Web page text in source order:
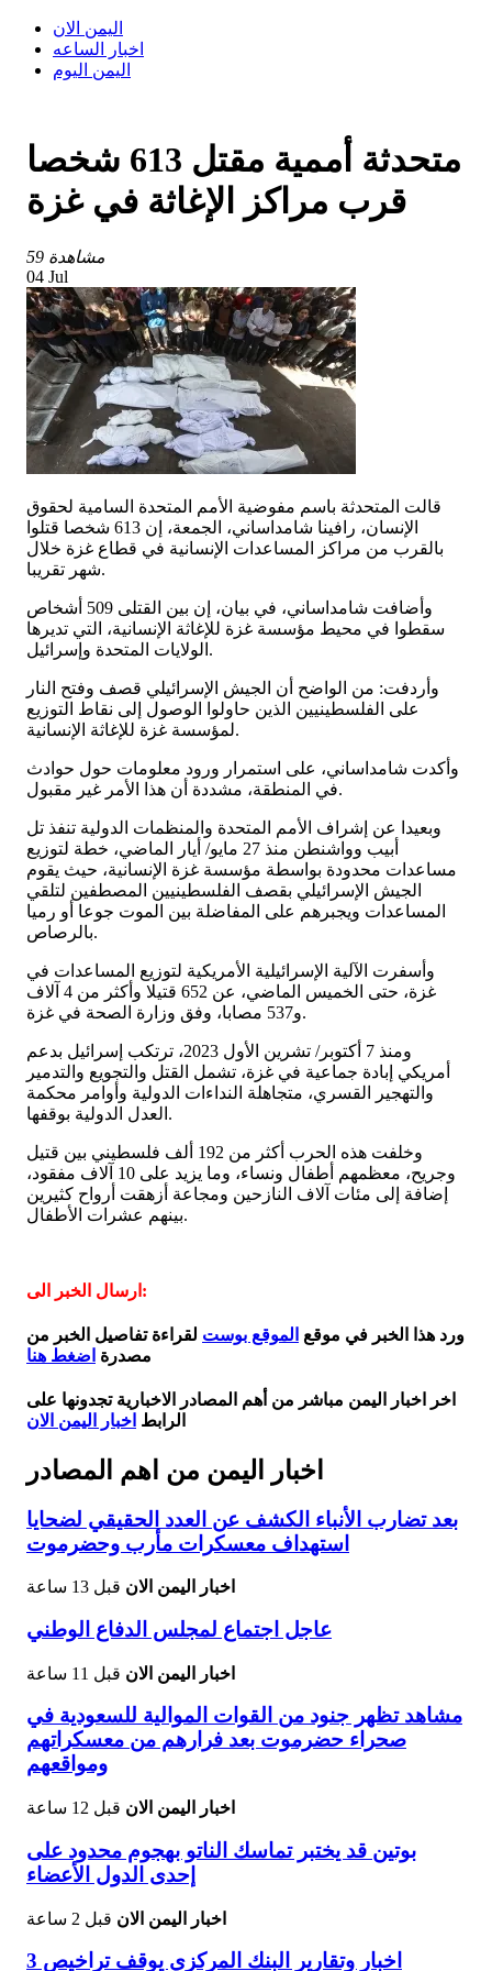
اليمن الان
اخبار الساعه
اليمن اليوم
متحدثة أممية مقتل 613 شخصا
قرب مراكز الإغاثة في غزة
59 مشاهدة
04 Jul
قالت المتحدثة باسم مفوضية الأمم المتحدة السامية لحقوق
الإنسان، رافينا شامداساني، الجمعة، إن 613 شخصا قتلوا
بالقرب من مراكز المساعدات الإنسانية في قطاع غزة خلال
شهر تقريبا.
وأضافت شامداساني، في بيان، إن بين القتلى 509 أشخاص
سقطوا في محيط مؤسسة غزة للإغاثة الإنسانية، التي تديرها
الولايات المتحدة وإسرائيل.
وأردفت: من الواضح أن الجيش الإسرائيلي قصف وفتح النار
على الفلسطينيين الذين حاولوا الوصول إلى نقاط التوزيع
لمؤسسة غزة للإغاثة الإنسانية.
وأكدت شامداساني، على استمرار ورود معلومات حول حوادث
في المنطقة، مشددة أن هذا الأمر غير مقبول.
وبعيدا عن إشراف الأمم المتحدة والمنظمات الدولية تنفذ تل
أبيب وواشنطن منذ 27 مايو/ أيار الماضي، خطة لتوزيع
مساعدات محدودة بواسطة مؤسسة غزة الإنسانية، حيث يقوم
الجيش الإسرائيلي بقصف الفلسطينيين المصطفين لتلقي
المساعدات ويجبرهم على المفاضلة بين الموت جوعا أو رميا
بالرصاص.
وأسفرت الآلية الإسرائيلية الأمريكية لتوزيع المساعدات في
غزة، حتى الخميس الماضي، عن 652 قتيلا وأكثر من 4 آلاف
و537 مصابا، وفق وزارة الصحة في غزة.
ومنذ 7 أكتوبر/ تشرين الأول 2023، ترتكب إسرائيل بدعم
أمريكي إبادة جماعية في غزة، تشمل القتل والتجويع والتدمير
والتهجير القسري، متجاهلة النداءات الدولية وأوامر محكمة
العدل الدولية بوقفها.
وخلفت هذه الحرب أكثر من 192 ألف فلسطيني بين قتيل
وجريح، معظمهم أطفال ونساء، وما يزيد على 10 آلاف مفقود،
إضافة إلى مئات آلاف النازحين ومجاعة أزهقت أرواح كثيرين
بينهم عشرات الأطفال.
ارسال الخبر الى:
ورد هذا الخبر في موقع الموقع بوست لقراءة تفاصيل الخبر من
مصدرة اضغط هنا
اخر اخبار اليمن مباشر من أهم المصادر الاخبارية تجدونها على
الرابط اخبار اليمن الان
اخبار اليمن من اهم المصادر
بعد تضارب الأنباء الكشف عن العدد الحقيقي لضحايا
استهداف معسكرات مأرب وحضرموت
اخبار اليمن الان قبل 13 ساعة
عاجل اجتماع لمجلس الدفاع الوطني
اخبار اليمن الان قبل 11 ساعة
مشاهد تظهر جنود من القوات الموالية للسعودية في
صحراء حضرموت بعد فرارهم من معسكراتهم
ومواقعهم
اخبار اليمن الان قبل 12 ساعة
بوتين قد يختبر تماسك الناتو بهجوم محدود على
إحدى الدول الأعضاء
اخبار اليمن الان قبل 2 ساعة
اخبار وتقارير البنك المركزي يوقف تراخيص 3